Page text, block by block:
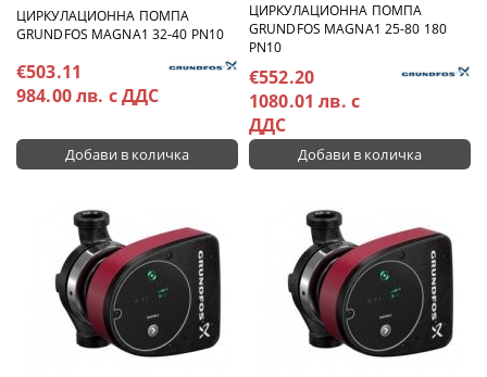
ЦИРКУЛАЦИОННА ПОМПА
GRUNDFOS MAGNA1 32-40 PN10
€503.11
984.00 лв. с ДДС
ЦИРКУЛАЦИОННА ПОМПА
GRUNDFOS MAGNA1 25-80 180
PN10
€552.20
1080.01 лв. с
ДДС